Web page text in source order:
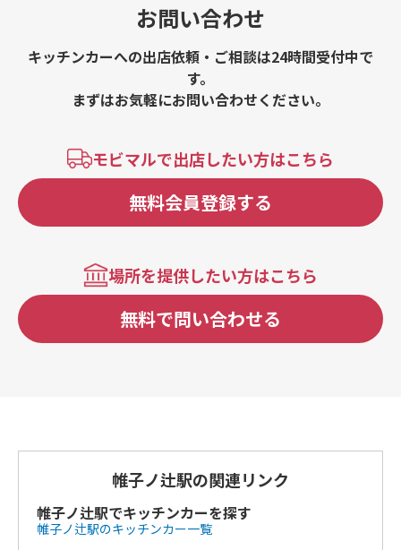
お問い合わせ
キッチンカーへの出店依頼・ご相談は24時間受付中で
す。
まずはお気軽にお問い合わせください。
モビマルで出店したい方はこちら
無料会員登録する
場所を提供したい方はこちら
無料で問い合わせる
帷子ノ辻駅の関連リンク
帷子ノ辻駅でキッチンカーを探す
帷子ノ辻駅のキッチンカー一覧